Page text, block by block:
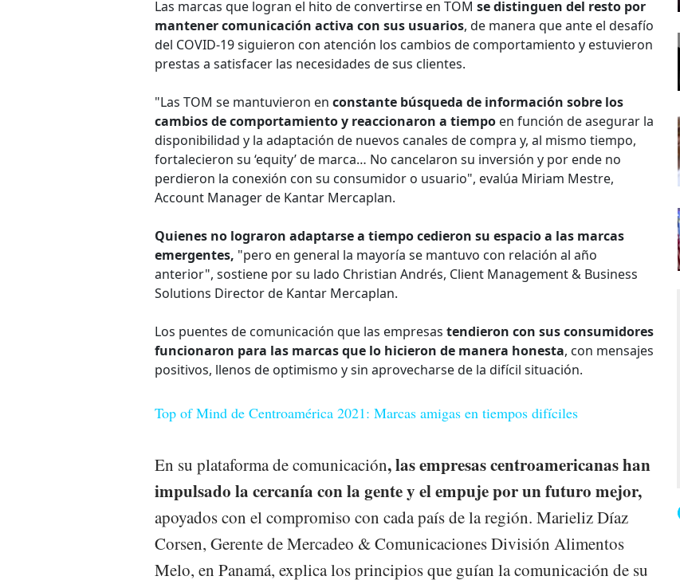
Las marcas que logran el hito de convertirse en TOM se distinguen del resto por
mantener comunicación activa con sus usuarios, de manera que ante el desafío
del COVID-19 siguieron con atención los cambios de comportamiento y estuvieron
prestas a satisfacer las necesidades de sus clientes.
"Las TOM se mantuvieron en constante búsqueda de información sobre los
cambios de comportamiento y reaccionaron a tiempo en función de asegurar la
disponibilidad y la adaptación de nuevos canales de compra y, al mismo tiempo,
fortalecieron su ‘equity’ de marca… No cancelaron su inversión y por ende no
perdieron la conexión con su consumidor o usuario", evalúa Miriam Mestre,
Account Manager de Kantar Mercaplan.
Quienes no lograron adaptarse a tiempo cedieron su espacio a las marcas
emergentes, "pero en general la mayoría se mantuvo con relación al año
anterior", sostiene por su lado Christian Andrés, Client Management & Business
Solutions Director de Kantar Mercaplan.
Los puentes de comunicación que las empresas tendieron con sus consumidores
funcionaron para las marcas que lo hicieron de manera honesta, con mensajes
positivos, llenos de optimismo y sin aprovecharse de la difícil situación.
Top of Mind de Centroamérica 2021: Marcas amigas en tiempos difíciles
En su plataforma de comunicación, las empresas centroamericanas han
impulsado la cercanía con la gente y el empuje por un futuro mejor,
apoyados con el compromiso con cada país de la región. Marieliz Díaz
Corsen, Gerente de Mercadeo & Comunicaciones División Alimentos
Melo, en Panamá, explica los principios que guían la comunicación de su